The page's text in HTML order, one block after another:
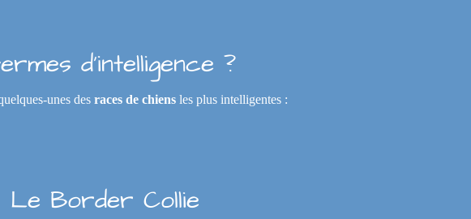
d'intelligence ?
unes des races de chiensles plus intelligentes :
Le Border Collie